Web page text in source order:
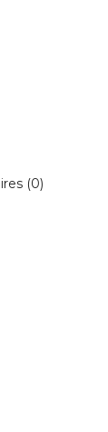
(0)